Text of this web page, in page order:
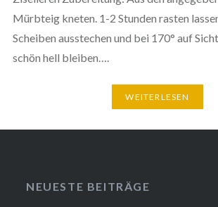
Mürbteig kneten. 1-2 Stunden rasten
Scheiben ausstechen und bei 170° auf
schön hell bleiben….
WEITERLESEN
NEUESTE BEITRÄGE